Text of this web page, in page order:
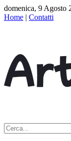
domenica, 9 Agosto
Home | Contatti